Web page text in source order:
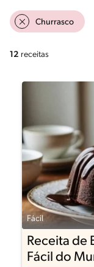
Churrasco
12 receitas
Fácil
Receita de
Fácil do